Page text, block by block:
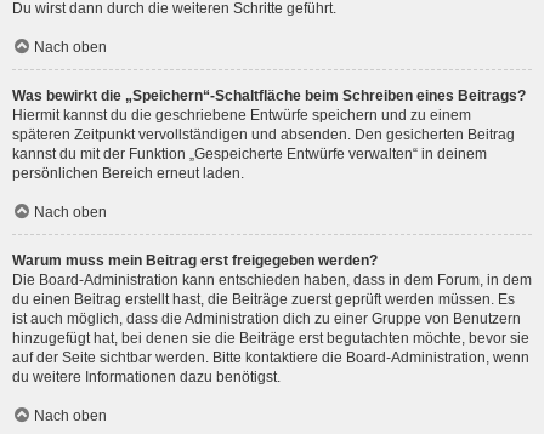
Du wirst dann durch die weiteren Schritte geführt.
Nach oben
Was bewirkt die „Speichern“-Schaltfläche beim Schreiben eines Beitrags?
Hiermit kannst du die geschriebene Entwürfe speichern und zu einem
späteren Zeitpunkt vervollständigen und absenden. Den gesicherten Beitrag
kannst du mit der Funktion „Gespeicherte Entwürfe verwalten“ in deinem
persönlichen Bereich erneut laden.
Nach oben
Warum muss mein Beitrag erst freigegeben werden?
Die Board-Administration kann entschieden haben, dass in dem Forum, in dem
du einen Beitrag erstellt hast, die Beiträge zuerst geprüft werden müssen. Es
ist auch möglich, dass die Administration dich zu einer Gruppe von Benutzern
hinzugefügt hat, bei denen sie die Beiträge erst begutachten möchte, bevor sie
auf der Seite sichtbar werden. Bitte kontaktiere die Board-Administration, wenn
du weitere Informationen dazu benötigst.
Nach oben